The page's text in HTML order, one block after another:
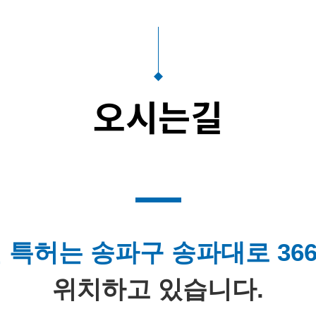
오시는길
특허는 송파구 송파대로
위치하고 있습니다.